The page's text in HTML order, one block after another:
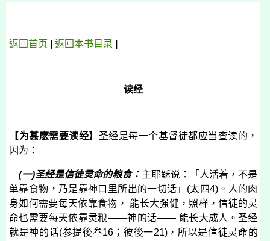
返回首页 返回本书目录
读经
【为甚麽需要读经】 圣经是每一个基督徒都应当查读的，
因为：
(一)圣经是信徒灵命的粮食： 主耶稣说：「人活着，不是
单靠食物，乃是靠神口里所出的一切话」 (太四4)。人的肉
身如何需要每天依靠食物， 能长大强健，照样，信徒的灵
命也需要每天依靠灵粮——神的话—— 能长大成人。圣经
就是神的话(参提後叁16 ；彼後一21)，所以是信徒灵命的